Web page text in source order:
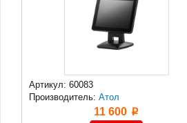
Артикул: 60083
Производитель: Атол
11 600 p